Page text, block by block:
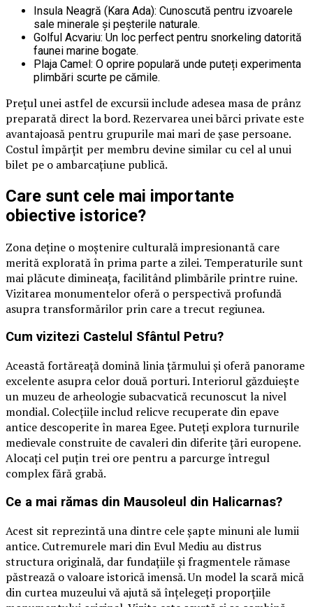
Insula Neagră (Kara Ada): Cunoscută pentru izvoarele
sale minerale și peșterile naturale.
Golful Acvariu: Un loc perfect pentru snorkeling datorită
faunei marine bogate.
Plaja Camel: O oprire populară unde puteți experimenta
plimbări scurte pe cămile.
Prețul unei astfel de excursii include adesea masa de prânz
preparată direct la bord. Rezervarea unei bărci private este
avantajoasă pentru grupurile mai mari de șase persoane.
Costul împărțit per membru devine similar cu cel al unui
bilet pe o ambarcațiune publică.
Care sunt cele mai importante
obiective istorice?
Zona deține o moștenire culturală impresionantă care
merită explorată în prima parte a zilei. Temperaturile sunt
mai plăcute dimineața, facilitând plimbările printre ruine.
Vizitarea monumentelor oferă o perspectivă profundă
asupra transformărilor prin care a trecut regiunea.
Cum vizitezi Castelul Sfântul Petru?
Această fortăreață domină linia țărmului și oferă panorame
excelente asupra celor două porturi. Interiorul găzduiește
un muzeu de arheologie subacvatică recunoscut la nivel
mondial. Colecțiile includ relicve recuperate din epave
antice descoperite în marea Egee. Puteți explora turnurile
medievale construite de cavaleri din diferite țări europene.
Alocați cel puțin trei ore pentru a parcurge întregul
complex fără grabă.
Ce a mai rămas din Mausoleul din Halicarnas?
Acest sit reprezintă una dintre cele șapte minuni ale lumii
antice. Cutremurele mari din Evul Mediu au distrus
structura originală, dar fundațiile și fragmentele rămase
păstrează o valoare istorică imensă. Un model la scară mică
din curtea muzeului vă ajută să înțelegeți proporțiile